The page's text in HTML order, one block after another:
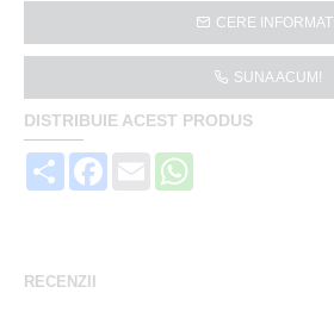
CERE INFORMATII
SUNA ACUM!
DISTRIBUIE ACEST PRODUS
Share Facebook
Email
RECENZII